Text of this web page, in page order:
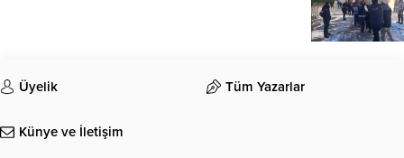
Üyelik Tüm Yazarlar
Künye ve İletişim